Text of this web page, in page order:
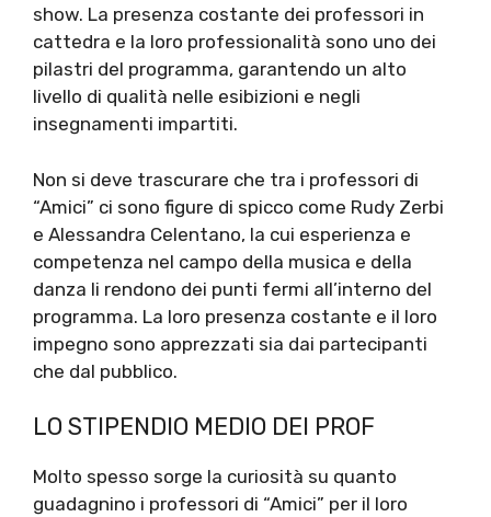
show. La presenza costante dei professori in
cattedra e la loro professionalità sono uno dei
pilastri del programma, garantendo un alto
livello di qualità nelle esibizioni e negli
insegnamenti impartiti.
Non si deve trascurare che tra i professori di
“Amici” ci sono figure di spicco come Rudy Zerbi
e Alessandra Celentano, la cui esperienza e
competenza nel campo della musica e della
danza li rendono dei punti fermi all’interno del
programma. La loro presenza costante e il loro
impegno sono apprezzati sia dai partecipanti
che dal pubblico.
LO STIPENDIO MEDIO DEI PROF
Molto spesso sorge la curiosità su quanto
guadagnino i professori di “Amici” per il loro